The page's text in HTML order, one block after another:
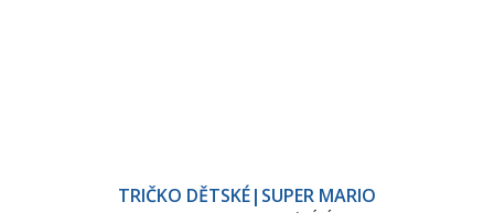
TRIČKO DĚTSKÉ|SUPER MARIO